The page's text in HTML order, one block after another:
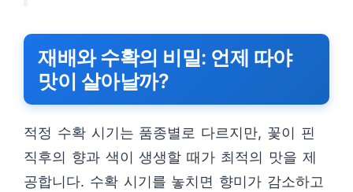
재배와 수확의 비밀: 언제 따야
맛이 살아날까?
적정 수확 시기는 품종별로 다르지만, 꽃이 핀
직후의 향과 색이 생생할 때가 최적의 맛을 제
공합니다. 수확 시기를 놓치면 향미가 감소하고